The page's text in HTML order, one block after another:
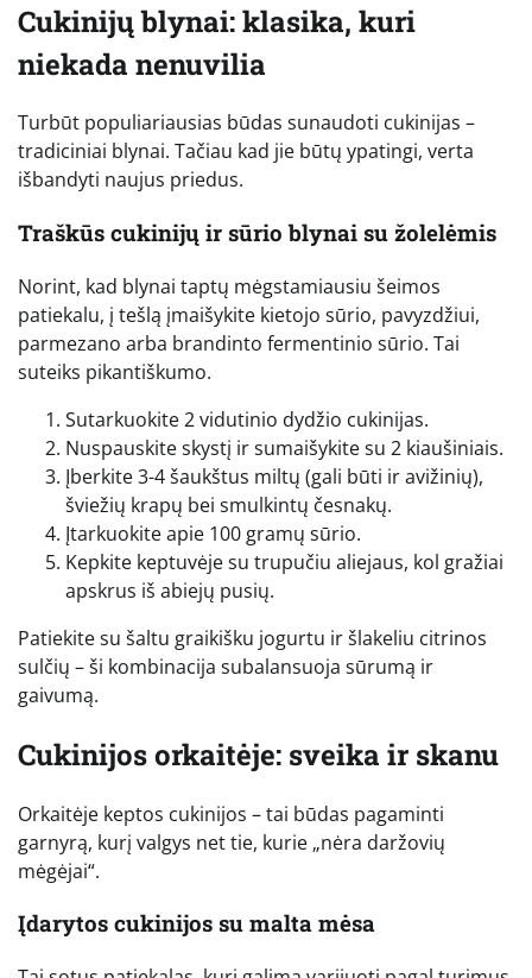
Cukinijų blynai: klasika, kuri
niekada nenuvilia
Turbūt populiariausias būdas sunaudoti cukinijas –
tradiciniai blynai. Tačiau kad jie būtų ypatingi, verta
išbandyti naujus priedus.
Traškūs cukinijų ir sūrio blynai su žolelėmis
Norint, kad blynai taptų mėgstamiausiu šeimos
patiekalu, į tešlą įmaišykite kietojo sūrio, pavyzdžiui,
parmezano arba brandinto fermentinio sūrio. Tai
suteiks pikantiškumo.
Sutarkuokite 2 vidutinio dydžio cukinijas.
Nuspauskite skystį ir sumaišykite su 2 kiaušiniais.
Įberkite 3-4 šaukštus miltų (gali būti ir avižinių),
šviežių krapų bei smulkintų česnakų.
Įtarkuokite apie 100 gramų sūrio.
Kepkite keptuvėje su trupučiu aliejaus, kol gražiai
apskrus iš abiejų pusių.
Patiekite su šaltu graikišku jogurtu ir šlakeliu citrinos
sulčių – ši kombinacija subalansuoja sūrumą ir
gaivumą.
Cukinijos orkaitėje: sveika ir skanu
Orkaitėje keptos cukinijos – tai būdas pagaminti
garnyrą, kurį valgys net tie, kurie „nėra daržovių
mėgėjai“.
Įdarytos cukinijos su malta mėsa